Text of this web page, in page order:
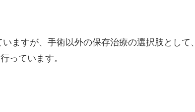
ますが、手術以外の保存治療の選択肢として、
っています。